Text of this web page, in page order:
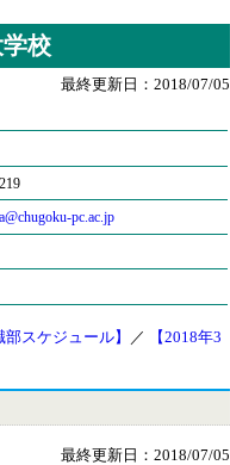
校
最終更新日：2018/07/05
pc.ac.jp
部スケジュール】 ／
【2018年3
最終更新日：2018/07/05